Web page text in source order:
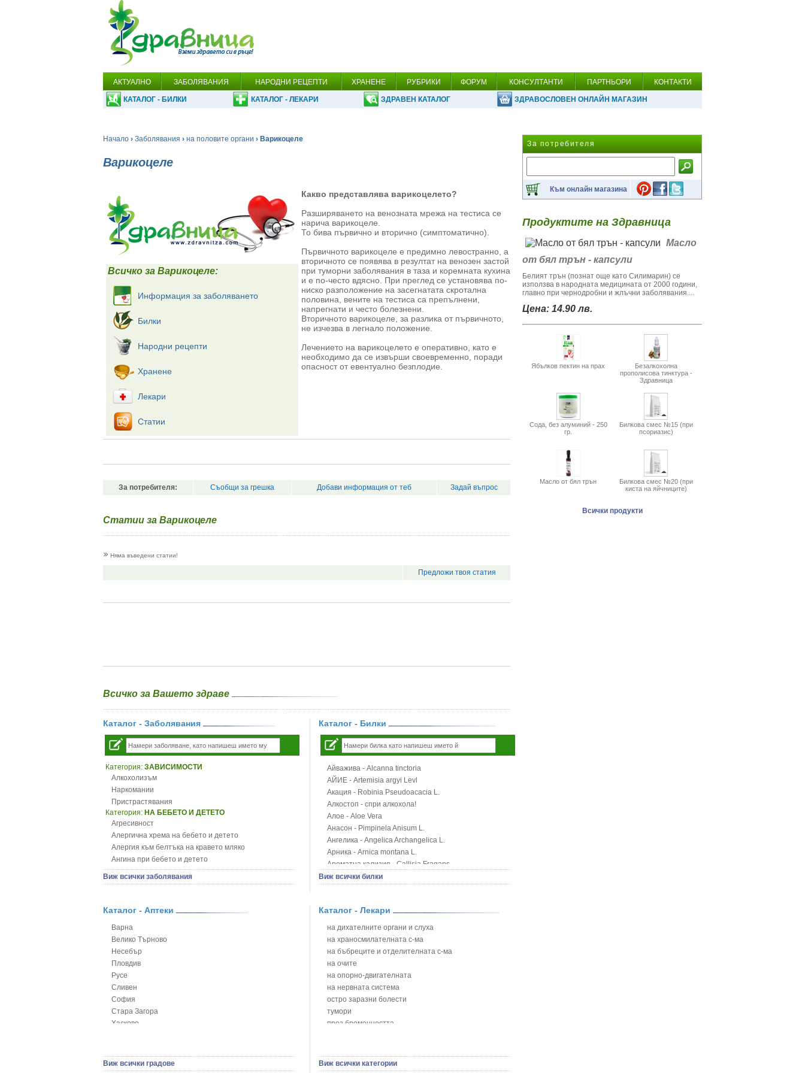
АКТУАЛНО ЗАБОЛЯВАНИЯ НАРОДНИ РЕЦЕПТИ ХРАНЕНЕ РУБРИКИ ФОРУМ КОНСУЛТАНТИ ПАРТНЬОРИ КОНТАКТИ
КАТАЛОГ - БИЛКИ КАТАЛОГ - ЛЕКАРИ ЗДРАВЕН КАТАЛОГ ЗДРАВОСЛОВЕН ОНЛАЙН МАГАЗИН
Начало › Заболявания › на половите органи › Варикоцеле
Варикоцеле
Всичко за Варикоцеле:
Информация за заболяването
Билки
Народни рецепти
Хранене
Лекари
Статии
Какво представлява варикоцелето?
Разширяването на венозната мрежа на тестиса се
нарича варикоцеле.
То бива първично и вторично (симптоматично).
Първичното варикоцеле е предимно левостранно, а
вторичното се появява в резултат на венозен застой
при туморни заболявания в таза и коремната кухина
и е по-често вдясно. При преглед се установява по-
ниско разположение на засегнатата скротална
половина, вените на тестиса са препълнени,
напрегнати и често болезнени.
Вторичното варикоцеле, за разлика от първичното,
не изчезва в легнало положение.
Лечението на варикоцелето е оперативно, като е
необходимо да се извърши своевременно, поради
опасност от евентуално безплодие.
За потребителя: Съобщи за грешка Добави информация от теб Задай въпрос
Статии за Варикоцеле
Няма въведени статии!
Предложи твоя статия
Всичко за Вашето здраве
Каталог - Заболявания
Категория: ЗАВИСИМОСТИ
Алкохолизъм
Наркомании
Пристрастявания
Категория: НА БЕБЕТО И ДЕТЕТО
Агресивност
Алергична хрема на бебето и детето
Алергия към белтъка на кравето мляко
Ангина при бебето и детето
Анемия при бебето и детето
Апетит - пълни деца
Безапетитие при бебето и детето
Бронхит и пневмония при деца
Варицела
Висока температура на бебето и детето
Възпаление на ушите на бебето и детето
Глисти
Грижа за пъпа на новороденото
Грип при бебето и детето
Гърч
Детски диабет
Виж всички заболявания
Каталог - Билки
Айважива - Alcanna tinctoria
АЙИЕ - Artemisia argyi Levl
Акация - Robinia Pseudoacacia L.
Алкостоп - спри алкохола!
Алое - Aloe Vera
Анасон - Pimpinela Anisum L.
Ангелика - Angelica Archangelica L.
Арника - Arnica montana L.
Ароматна кализия - Callisia Fragans
Арония - Sorbus melanocorpa
Блатен аир - Acorus calamus L.
Блатен тъжник - Spirea ulmaria L.
Блян
Бобови шушулки - Phaseolus Vulgaris L.
Божур - Paeonia Decora
Борови връхчета - Pinus sylvestris
Босилек - Ocimum Basillicum
Брей - Tamus Communis
Брош - Rubia tinctorum L.
Бръшлян - Hedera helix L.
Бял имел - Viscum album L.
Бял оман - Inula Helenium L.
Виж всички билки
Каталог - Аптеки
Варна
Велико Търново
Несебър
Пловдив
Русе
Сливен
София
Стара Загора
Хасково
Виж всички градове
Каталог - Лекари
на дихателните органи и слуха
на храносмилателната с-ма
на бъбреците и отделителната с-ма
на очите
на опорно-двигателната
на нервната система
остро заразни болести
тумори
през бременността
сексуални проблеми
на половите органи
Виж всички категории
За потребителя
Към онлайн магазина
Продуктите на Здравница
Масло
от бял трън - капсули
Белият трън (познат още като Силимарин) се
използва в народната медицината от 2000 години,
главно при чернодробни и жлъчни заболявания....
Цена: 14.90 лв.
Ябълков пектин на прах
Безалкохолна
прополисова тинктура -
Здравница
Сода, без алуминий - 250
гр.
Билкова смес №15 (при
псориазис)
Масло от бял трън
Билкова смес №20 (при
киста на яйчниците)
Всички продукти